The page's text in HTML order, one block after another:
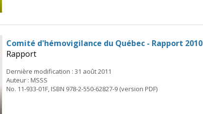
Comité d'hémovigilance du Québec - Rapport 2010
Rapport
Dernière modification : 31 août 2011
Auteur : MSSS
No. 11-933-01F, ISBN 978-2-550-62827-9 (version PDF)